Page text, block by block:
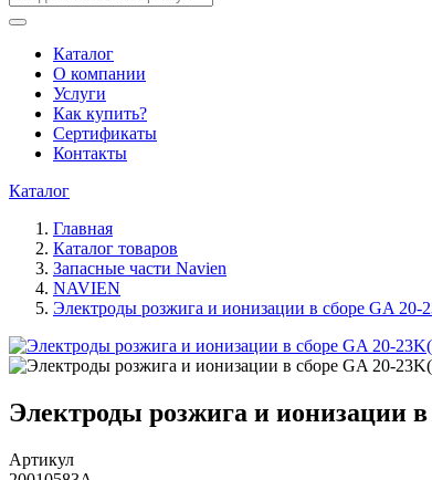
Каталог
О компании
Услуги
Как купить?
Сертификаты
Контакты
Каталог
Главная
Каталог товаров
Запасные части Navien
NAVIEN
Электроды розжига и ионизации в сборе GA
Электроды розжига и ионизации
Артикул